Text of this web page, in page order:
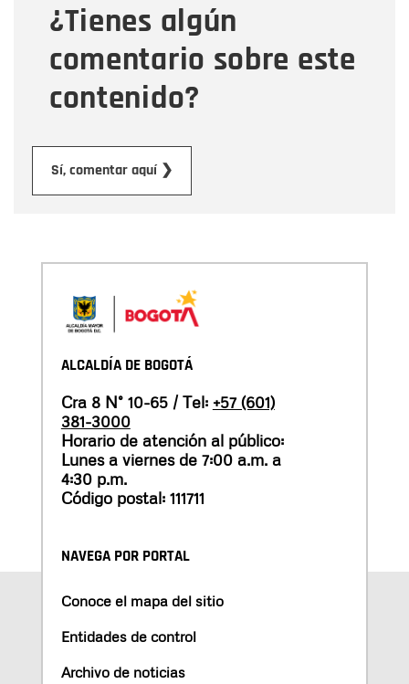
¿Tienes algún
comentario sobre este
contenido?
Sí, comentar aquí ❯
Mensaje
ALCALDÍA DE BOGOTÁ
Cra 8 N° 10-65 / Tel: +57 (601)
381-3000
Horario de atención al público:
Lunes a viernes de 7:00 a.m. a
4:30 p.m.
Código postal: 111711
NAVEGA POR PORTAL
Conoce el mapa del sitio
Entidades de control
Archivo de noticias